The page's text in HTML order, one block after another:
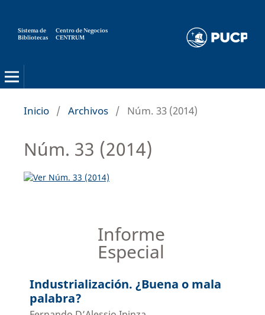
Sistema de
Bibliotecas
Centro de Negocios
CENTRUM
Inicio / Archivos / Núm. 33 (2014)
Núm. 33 (2014)
Informe
Especial
Industrialización. ¿Buena o mala
palabra?